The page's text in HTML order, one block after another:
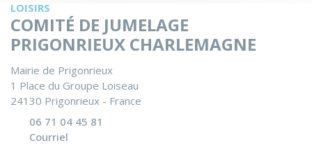
LOISIRS
COMITÉ DE JUMELAGE
PRIGONRIEUX CHARLEMAGNE
Mairie de Prigonrieux
1 Place du Groupe Loiseau
24130 Prigonrieux - France
06 71 04 45 81
Courriel